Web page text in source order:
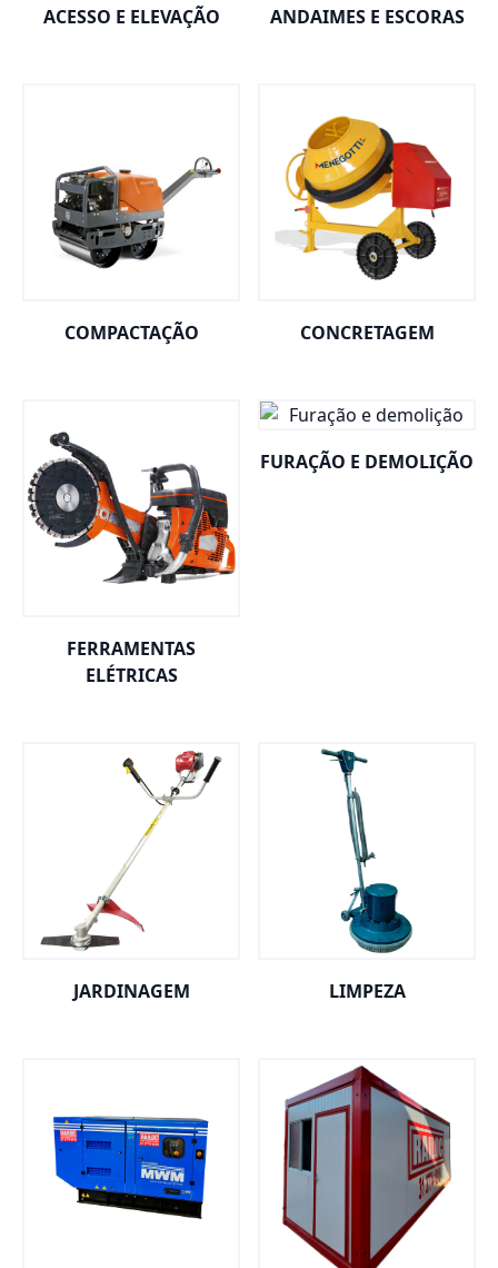
ACESSO E ELEVAÇÃO ANDAIMES E ESCORAS
COMPACTAÇÃO CONCRETAGEM
FERRAMENTAS
ELÉTRICAS
FURAÇÃO E DEMOLIÇÃO
JARDINAGEM LIMPEZA